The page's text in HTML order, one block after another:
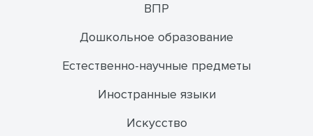
ВПР
Дошкольное образование
Естественно-научные предметы
Иностранные языки
Искусство